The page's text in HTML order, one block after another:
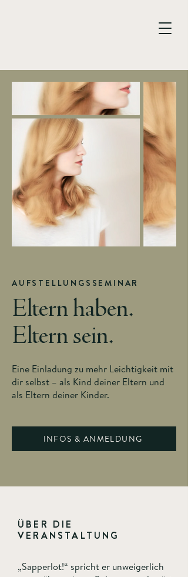
AUFSTELLUNGSSEMINAR
Eltern haben.
Eltern sein.
Eine Einladung zu mehr Leichtigkeit mit
dir selbst – als Kind deiner Eltern und
als Eltern deiner Kinder.
INFOS & ANMELDUNG
ÜBER DIE
VERANSTALTUNG
„Sapperlot!“ spricht er unweigerlich